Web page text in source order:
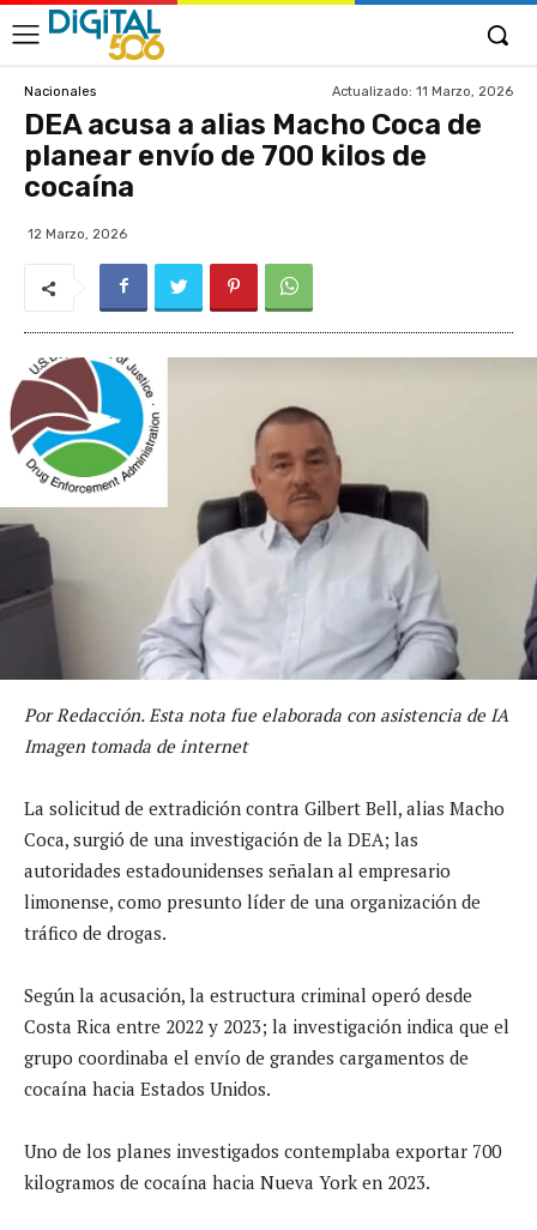
Nacionales Actualizado: 11 Marzo, 2026
DEA acusa a alias Macho Coca de
planear envío de 700 kilos de
cocaína
12 Marzo, 2026
Por Redacción. Esta nota fue elaborada con asistencia de IA
Imagen tomada de internet
La solicitud de extradición contra Gilbert Bell, alias Macho
Coca, surgió de una investigación de la DEA; las
autoridades estadounidenses señalan al empresario
limonense, como presunto líder de una organización de
tráfico de drogas.
Según la acusación, la estructura criminal operó desde
Costa Rica entre 2022 y 2023; la investigación indica que el
grupo coordinaba el envío de grandes cargamentos de
cocaína hacia Estados Unidos.
Uno de los planes investigados contemplaba exportar 700
kilogramos de cocaína hacia Nueva York en 2023.